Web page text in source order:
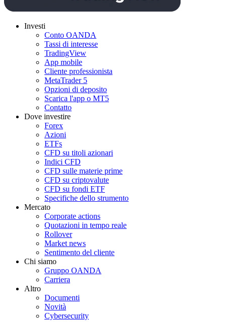
Investi
Conto OANDA
Tassi di interesse
TradingView
App mobile
Cliente professionista
MetaTrader 5
Opzioni di deposito
Scarica l'app o MT5
Contatto
Dove investire
Forex
Azioni
ETFs
CFD su titoli azionari
Indici CFD
CFD sulle materie prime
CFD su criptovalute
CFD su fondi ETF
Specifiche dello strumento
Mercato
Corporate actions
Quotazioni in tempo reale
Rollover
Market news
Sentimento del cliente
Chi siamo
Gruppo OANDA
Carriera
Altro
Documenti
Novità
Cybersecurity